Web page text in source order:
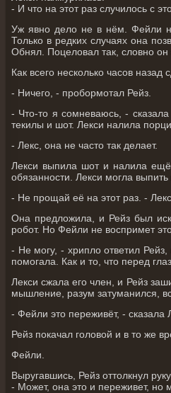
- И что на этот раз случилось с
Уж явно дело не в нём. Фейли
Только в редких случаях она
Обнял. Поцеловал так, словно он
Как всего несколько часов назад
- Ничего, - пробормотал Рейз.
- Что-то я сомневаюсь, -
текилы и шот. Лекси налила
- Лекс, она не часто так делает.
Лекси выпила шот и налила
обязанности. Лекси могла
- Не прощай её на этот раз. -
Она предложила, и Рейз был
робот. Но Фейли не воспримет
- Не могу, - хрипло ответил
помогала. Как и то, что перед
Лекси сжала его член, и Рейз
мышление, разум затуманился,
- Фейли это переживёт, - сказала
Рейз покачал головой и в то же
Фейли.
Выругавшись, Рейз оттолкнул
- Может, она это и переживет, но